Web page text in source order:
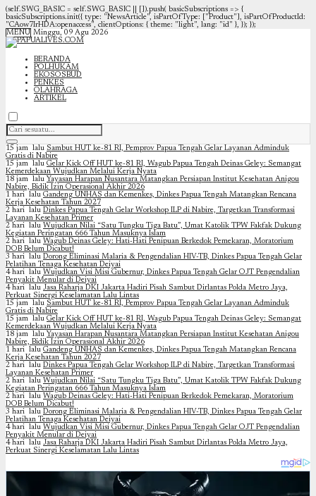
(self.SWG_BASIC = self.SWG_BASIC || []).push( basicSubscriptions => {
basicSubscriptions.init({ type: "NewsArticle", isPartOfType: ["Product"], isPartOfProductId:
"CAow7IrHDA:openaccess", clientOptions: { theme: "light", lang: "id" }, }); });
MENU Minggu, 09 Agu 2026
BERANDA
POLHUKAM
EKOSOSBUD
PENKES
OLAHRAGA
ARTIKEL
15 jam lalu Sambut HUT ke-81 RI, Pemprov Papua Tengah Gelar Layanan Adminduk
Gratis di Nabire
15 jam lalu Gelar Kick Off HUT ke-81 RI, Wagub Papua Tengah Deinas Geley: Semangat
Kemerdekaan Wujudkan Melalui Kerja Nyata
18 jam lalu Yayasan Harapan Nusantara Matangkan Persiapan Institut Kesehatan Anigou
Nabire, Bidik Izin Operasional Akhir 2026
1 hari lalu Gandeng UNHAS dan Kemenkes, Dinkes Papua Tengah Matangkan Rencana
Kerja Kesehatan Tahun 2027
2 hari lalu Dinkes Papua Tengah Gelar Workshop ILP di Nabire, Targetkan Transformasi
Layanan Kesehatan Primer
2 hari lalu Wujudkan Nilai “Satu Tungku Tiga Batu”, Umat Katolik TPW Fakfak Dukung
Kegiatan Peringatan 666 Tahun Masuknya Islam
2 hari lalu Wagub Deinas Geley: Hati-Hati Penipuan Berkedok Pemekaran, Moratorium
DOB Belum Dicabut!
3 hari lalu Dorong Eliminasi Malaria & Pengendalian HIV-TB, Dinkes Papua Tengah Gelar
Pelatihan Tenaga Kesehatan Deiyai
4 hari lalu Wujudkan Visi Misi Gubernur, Dinkes Papua Tengah Gelar OJT Pengendalian
Penyakit Menular di Deiyai
4 hari lalu Jasa Raharja DKI Jakarta Hadiri Pisah Sambut Dirlantas Polda Metro Jaya,
Perkuat Sinergi Keselamatan Lalu Lintas
15 jam lalu Sambut HUT ke-81 RI, Pemprov Papua Tengah Gelar Layanan Adminduk
Gratis di Nabire
15 jam lalu Gelar Kick Off HUT ke-81 RI, Wagub Papua Tengah Deinas Geley: Semangat
Kemerdekaan Wujudkan Melalui Kerja Nyata
18 jam lalu Yayasan Harapan Nusantara Matangkan Persiapan Institut Kesehatan Anigou
Nabire, Bidik Izin Operasional Akhir 2026
1 hari lalu Gandeng UNHAS dan Kemenkes, Dinkes Papua Tengah Matangkan Rencana
Kerja Kesehatan Tahun 2027
2 hari lalu Dinkes Papua Tengah Gelar Workshop ILP di Nabire, Targetkan Transformasi
Layanan Kesehatan Primer
2 hari lalu Wujudkan Nilai “Satu Tungku Tiga Batu”, Umat Katolik TPW Fakfak Dukung
Kegiatan Peringatan 666 Tahun Masuknya Islam
2 hari lalu Wagub Deinas Geley: Hati-Hati Penipuan Berkedok Pemekaran, Moratorium
DOB Belum Dicabut!
3 hari lalu Dorong Eliminasi Malaria & Pengendalian HIV-TB, Dinkes Papua Tengah Gelar
Pelatihan Tenaga Kesehatan Deiyai
4 hari lalu Wujudkan Visi Misi Gubernur, Dinkes Papua Tengah Gelar OJT Pengendalian
Penyakit Menular di Deiyai
4 hari lalu Jasa Raharja DKI Jakarta Hadiri Pisah Sambut Dirlantas Polda Metro Jaya,
Perkuat Sinergi Keselamatan Lalu Lintas